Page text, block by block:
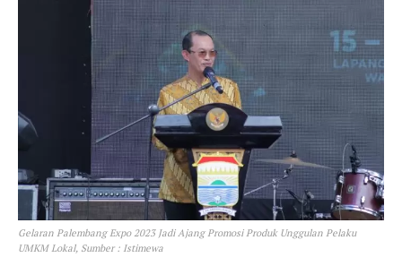
Gelaran Palembang Expo 2023 Jadi Ajang Promosi Produk Unggulan Pelaku
UMKM Lokal, Sumber : Istimewa